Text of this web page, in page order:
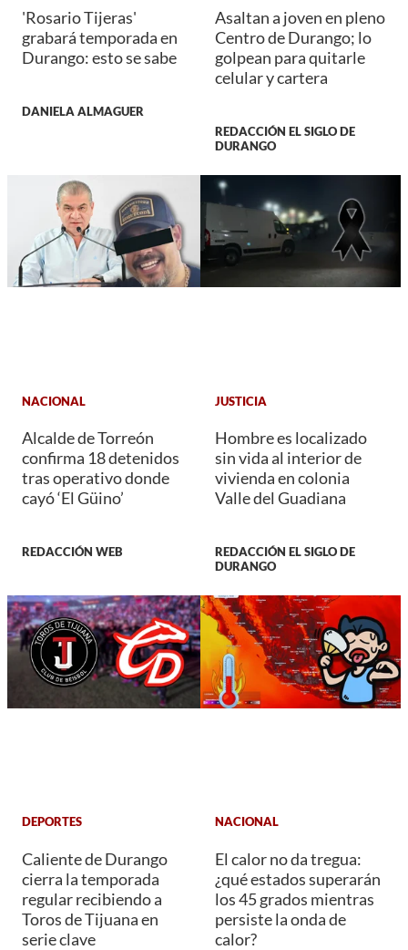
'Rosario Tijeras'
grabará temporada en
Durango: esto se sabe
DANIELA ALMAGUER
Asaltan a joven en pleno
Centro de Durango; lo
golpean para quitarle
celular y cartera
REDACCIÓN EL SIGLO DE
DURANGO
NACIONAL
Alcalde de Torreón
confirma 18 detenidos
tras operativo donde
cayó ‘El Güino’
REDACCIÓN WEB
JUSTICIA
Hombre es localizado
sin vida al interior de
vivienda en colonia
Valle del Guadiana
REDACCIÓN EL SIGLO DE
DURANGO
DEPORTES
Caliente de Durango
cierra la temporada
regular recibiendo a
Toros de Tijuana en
serie clave
NACIONAL
El calor no da tregua:
¿qué estados superarán
los 45 grados mientras
persiste la onda de
calor?